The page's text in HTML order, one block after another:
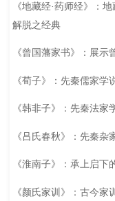
《地藏经·药师经》：
解脱之经典
《曾国藩家书》：展示
《荀子》：先秦儒家学
《韩非子》：先秦法家
《吕氏春秋》：先秦杂
《淮南子》：承上启下
《颜氏家训》：古今家